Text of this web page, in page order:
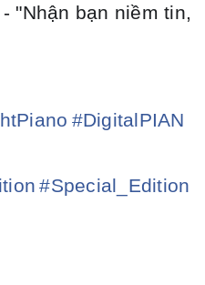
"Nhận bạn niềm tin,
#DigitalPIAN
#Special_Edition